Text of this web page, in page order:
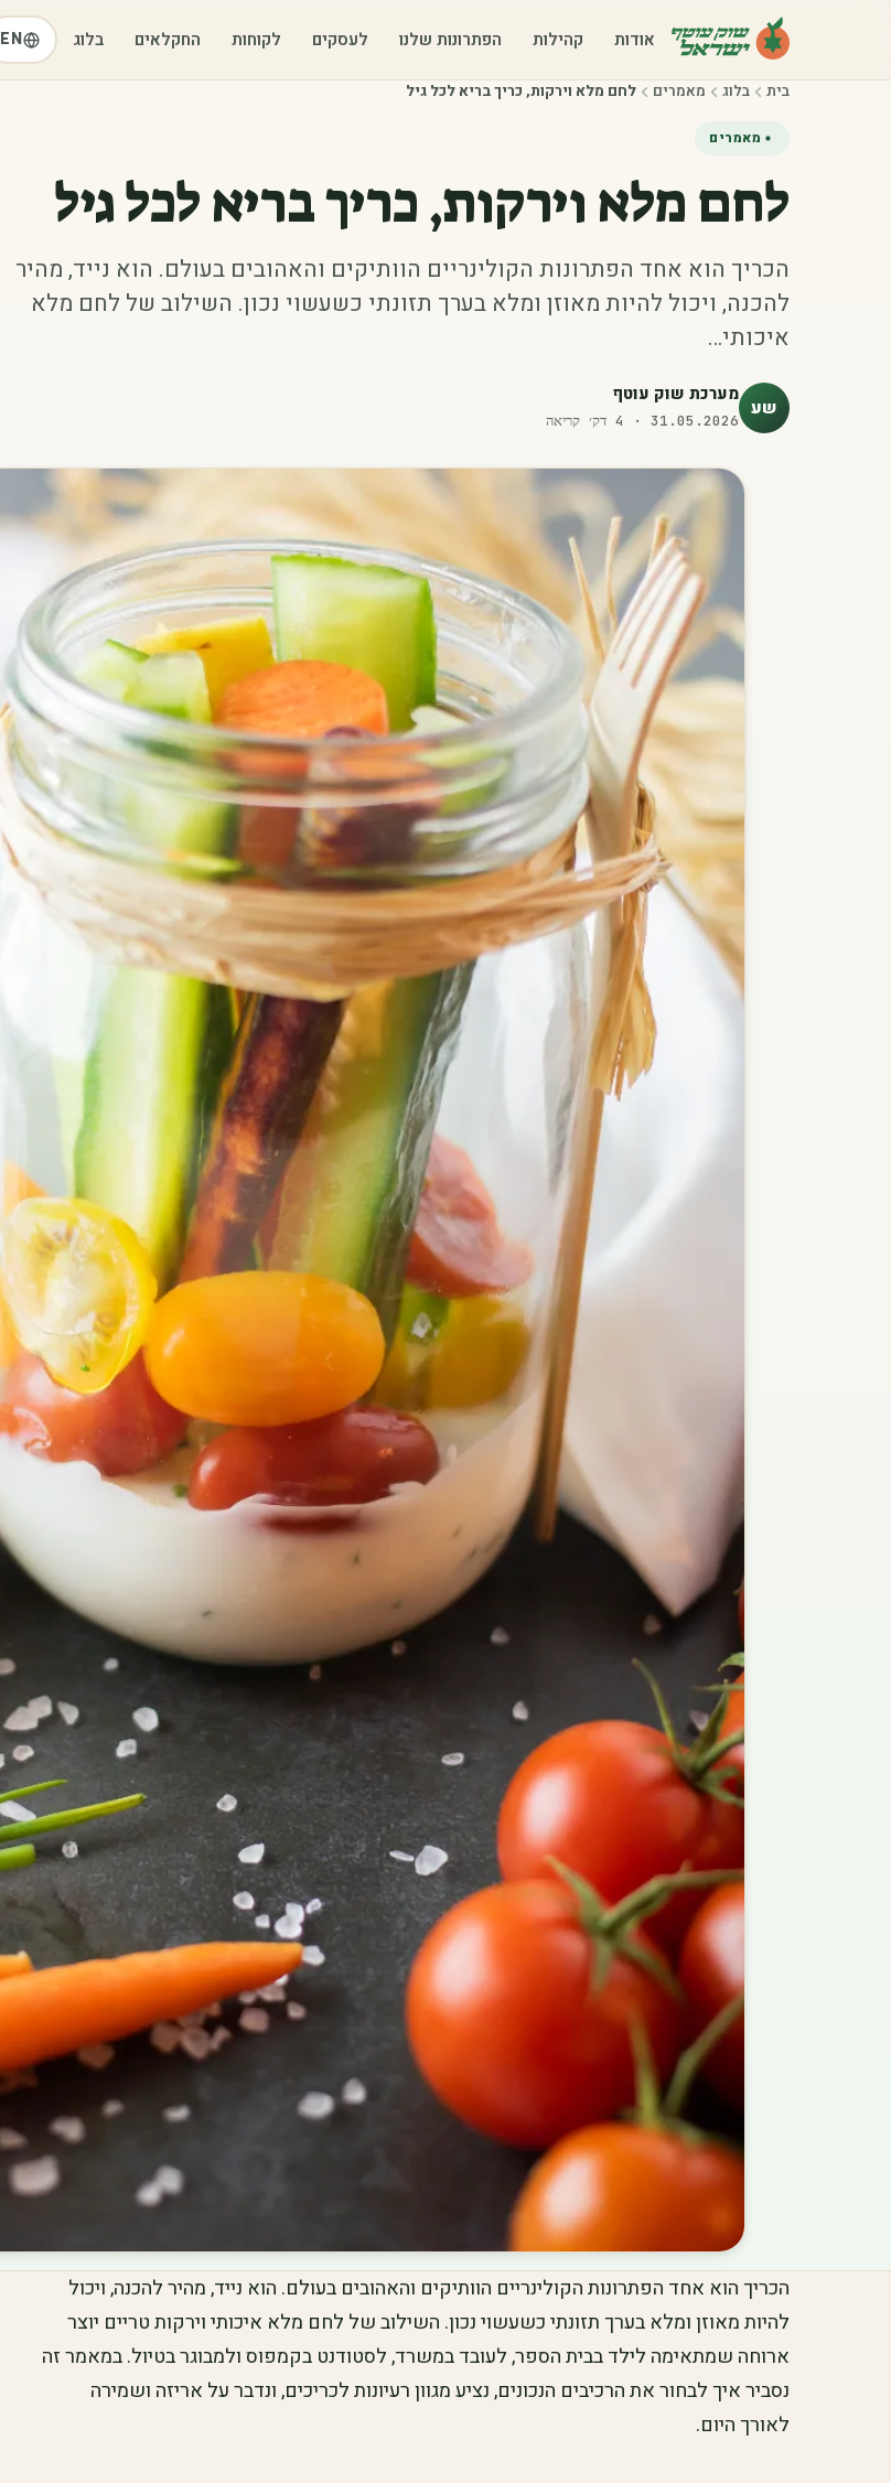
אודות קהילות הפתרונות שלנו לעסקים לקוחות החקלאים בלוג EN
בית בלוג מאמרים לחם מלא וירקות, כריך בריא לכל גיל
מאמרים
לחם מלא וירקות, כריך בריא לכל גיל
הכריך הוא אחד הפתרונות הקולינריים הוותיקים והאהובים בעולם. הוא נייד, מהיר
להכנה, ויכול להיות מאוזן ומלא בערך תזונתי כשעשוי נכון. השילוב של לחם מלא
איכותי…
שע מערכת שוק עוטף
31.05.2026
·
4 דק׳ קריאה
הכריך הוא אחד הפתרונות הקולינריים הוותיקים והאהובים בעולם. הוא נייד, מהיר להכנה, ויכול
להיות מאוזן ומלא בערך תזונתי כשעשוי נכון. השילוב של לחם מלא איכותי וירקות טריים יוצר
ארוחה שמתאימה לילד בבית הספר, לעובד במשרד, לסטודנט בקמפוס ולמבוגר בטיול. במאמר זה
נסביר איך לבחור את הרכיבים הנכונים, נציע מגוון רעיונות לכריכים, ונדבר על אריזה ושמירה
לאורך היום.